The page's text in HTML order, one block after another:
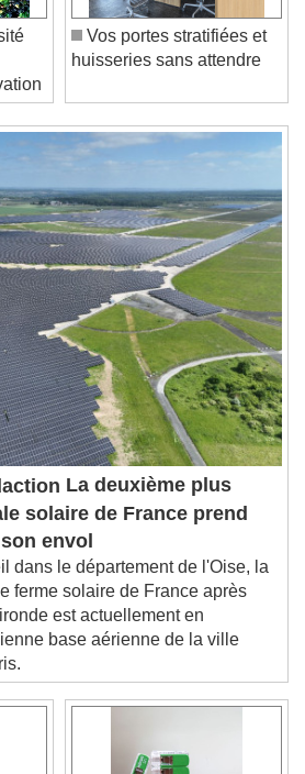
behind liveLIVE
off, selected
, opens subtitles
off, selected
Fullscreen
window. Escape will cancel
Vos portes stratifiées et
La deuxième plus
solaire de France prend
envol
dans le département de l'Oise, la
ferme solaire de France après
est actuellement en
base aérienne de la ville